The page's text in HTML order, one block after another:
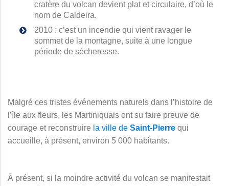
cratère du volcan devient plat et circulaire, d’où le
nom de Caldeira.
2010 : c’est un incendie qui vient ravager le
sommet de la montagne, suite à une longue
période de sécheresse.
Malgré ces tristes événements naturels dans l’histoire de
l’île aux fleurs, les Martiniquais ont su faire preuve de
courage et reconstruire la ville de Saint-Pierre qui
accueille, à présent, environ 5 000 habitants.
À présent, si la moindre activité du volcan se manifestait